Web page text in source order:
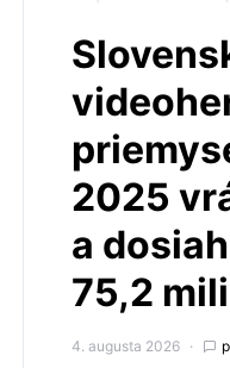
2025
a
75,2
4. augusta 2026